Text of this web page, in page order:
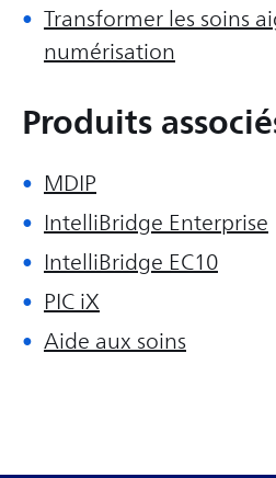
Transformer les soins
numérisation
Produits
MDIP
IntelliBridge Enterprise
IntelliBridge EC10
PIC iX
Aide aux soins